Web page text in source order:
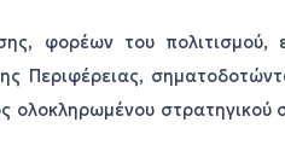
φορέων του πολιτισμού,
Περιφέρειας,
ολοκληρωμένου στρατηγικού